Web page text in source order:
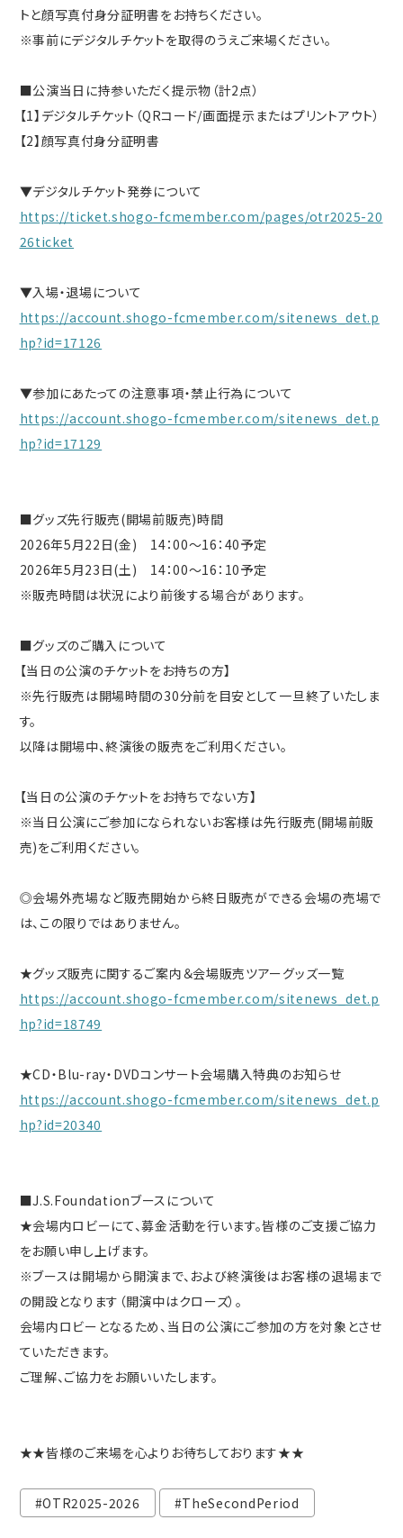
トと顔写真付身分証明書をお持ちください。
※事前にデジタルチケットを取得のうえご来場ください。
■公演当日に持参いただく提示物（計2点）
【1】デジタルチケット（QRコード/画面提示またはプリントアウト）
【2】顔写真付身分証明書
▼デジタルチケット発券について
https://ticket.shogo-fcmember.com/pages/otr2025-20
26ticket
▼入場・退場について
https://account.shogo-fcmember.com/sitenews_det.p
hp?id=17126
▼参加にあたっての注意事項・禁止行為について
https://account.shogo-fcmember.com/sitenews_det.p
hp?id=17129
■グッズ先行販売(開場前販売)時間
2026年5月22日(金) 14：00～16：40予定
2026年5月23日(土) 14：00～16：10予定
※販売時間は状況により前後する場合があります。
■グッズのご購入について
【当日の公演のチケットをお持ちの方】
※先行販売は開場時間の30分前を目安として一旦終了いたしま
す。
以降は開場中、終演後の販売をご利用ください。
【当日の公演のチケットをお持ちでない方】
※当日公演にご参加になられないお客様は先行販売(開場前販
売)をご利用ください。
◎会場外売場など販売開始から終日販売ができる会場の売場で
は、この限りではありません。
★グッズ販売に関するご案内＆会場販売ツアーグッズ一覧
https://account.shogo-fcmember.com/sitenews_det.p
hp?id=18749
★CD・Blu-ray・DVDコンサート会場購入特典のお知らせ
https://account.shogo-fcmember.com/sitenews_det.p
hp?id=20340
■J.S.Foundationブースについて
★会場内ロビーにて、募金活動を行います。皆様のご支援ご協力
をお願い申し上げます。
※ブースは開場から開演まで、および終演後はお客様の退場まで
の開設となります（開演中はクローズ）。
会場内ロビーとなるため、当日の公演にご参加の方を対象とさせ
ていただきます。
ご理解、ご協力をお願いいたします。
★★皆様のご来場を心よりお待ちしております★★
#OTR2025-2026 #TheSecondPeriod